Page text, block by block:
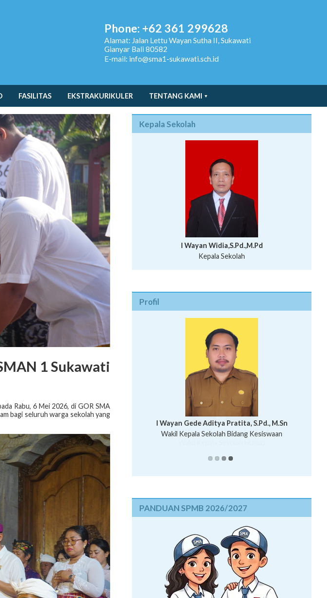
Phone: +62 361 299628
Alamat: Jalan Lettu Wayan Sutha II, Sukawati
Gianyar Bali 80582
E-mail: info@sma1-sukawati.sch.id
FASILITAS EKSTRAKURIKULER TENTANG KAMI
1 Sukawati
Rabu, 6 Mei 2026, di GOR SMA
bagi seluruh warga sekolah yang
Kepala Sekolah
I Wayan Widia,S.Pd.,M.Pd
Kepala Sekolah
Profil
Putu Suhartana, S.Pd.
I Wayan Bawa Parmita, S.Pd
I Wayan Gede Aditya Pratita, S.Pd., M.Sn
Ni Wayan Nopi Sutantri, S.Pd.
PANDUAN SPMB 2026/2027